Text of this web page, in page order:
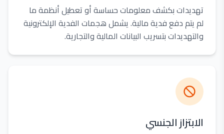
تهديدات بكشف معلومات حساسة أو تعطيل أنظمة ما
لم يتم دفع فدية مالية. يشمل هجمات الفدية الإلكترونية
والتهديدات بتسريب البيانات المالية والتجارية.
الابتزاز الجنسي